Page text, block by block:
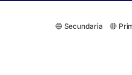
🔵 Secundaria 🔴